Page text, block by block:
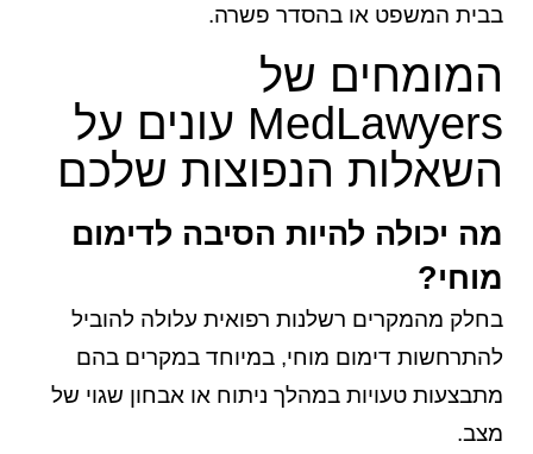
בבית המשפט או בהסדר פשרה.
המומחים של
MedLawyers עונים על
השאלות הנפוצות שלכם
מה יכולה להיות הסיבה לדימום
מוחי?
בחלק מהמקרים רשלנות רפואית עלולה להוביל
להתרחשות דימום מוחי, במיוחד במקרים בהם
מתבצעות טעויות במהלך ניתוח או אבחון שגוי של
מצב.